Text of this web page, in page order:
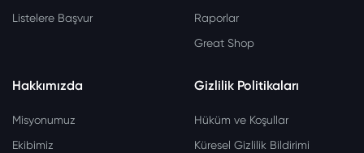
Listelere Başvur
Raporlar
Great Shop
Hakkımızda
Misyonumuz
Ekibimiz
Gizlilik Politikaları
Hüküm ve Koşullar
Küresel Gizlilik Bildirimi